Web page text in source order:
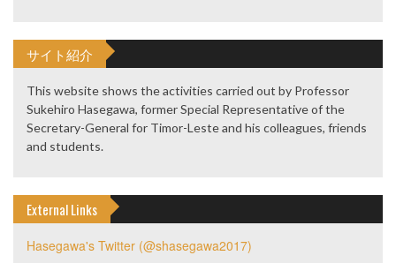
サイト紹介
This website shows the activities carried out by Professor
Sukehiro Hasegawa, former Special Representative of the
Secretary-General for Timor-Leste and his colleagues, friends
and students.
External Links
Hasegawa's Twitter (@shasegawa2017)